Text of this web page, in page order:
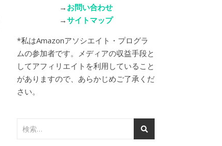
→ お問い合わせ
→サイトマップ
*私はAmazonアソシエイト・プログラ
ムの参加者です。メディアの収益手段と
してアフィリエイトを利用していること
がありますので、あらかじめご了承くだ
さい。